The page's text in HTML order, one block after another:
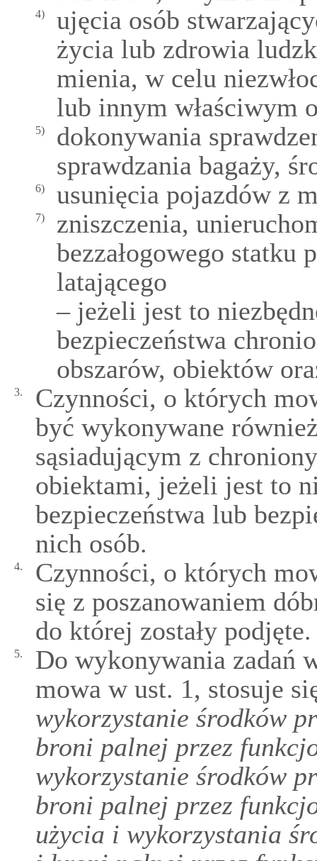
4)
ujęcia osób
życia lub zdrowia
mienia, w celu
lub innym właściwym
5)
dokonywania
sprawdzania bagaży,
6) usunięcia pojazdów z
7)
zniszczenia,
bezzałogowego
latającego
– jeżeli jest to
bezpieczeństwa
obszarów, obiektów
3.
Czynności, o których
być wykonywane
sąsiadującym z
obiektami, jeżeli jest to
bezpieczeństwa lub
nich osób.
4.
Czynności, o których
się z poszanowaniem
do której zostały podjęte.
5.
Do wykonywania zadań
mowa w ust. 1, stosuje
wykorzystanie środków
broni palnej przez
wykorzystanie środków
broni palnej przez
użycia i wykorzystania